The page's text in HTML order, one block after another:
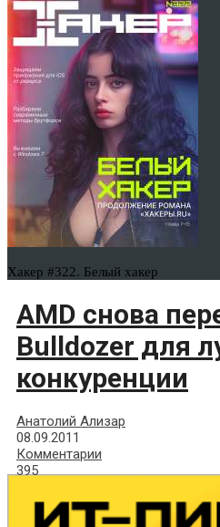
Хакер #322. Белый хакер
AMD снова
Bulldozer для
конкуренции
Анатолий Ализар
08.09.2011
Комментарии
395